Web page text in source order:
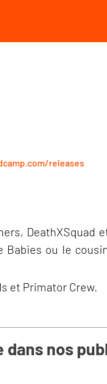
releases
ou le
et Primator Crew.
dans nos